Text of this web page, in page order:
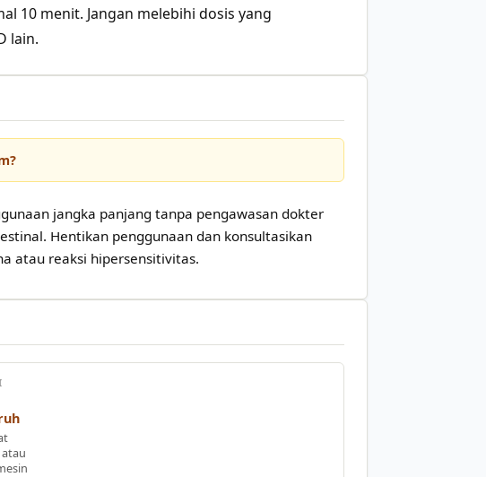
10 menit. Jangan melebihi dosis yang
lain.
jangka panjang tanpa pengawasan dokter
Hentikan penggunaan dan konsultasikan
atau reaksi hipersensitivitas.